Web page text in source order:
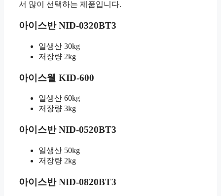
서 많이 선택하는 제품입니다.
아이스반 NID-0320BT3
일생산 30kg
저장량 2kg
아이스웰 KID-600
일생산 60kg
저장량 3kg
아이스반 NID-0520BT3
일생산 50kg
저장량 2kg
아이스반 NID-0820BT3